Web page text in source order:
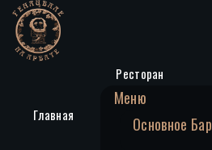
Главная
Ресторан
Меню
Основное Бар